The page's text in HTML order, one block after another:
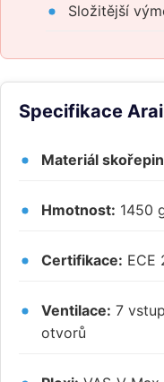
Složitější
Specifikace Arai
Materiál
Hmotnost: 1450
Certifikace: ECE
Ventilace: 7
otvorů